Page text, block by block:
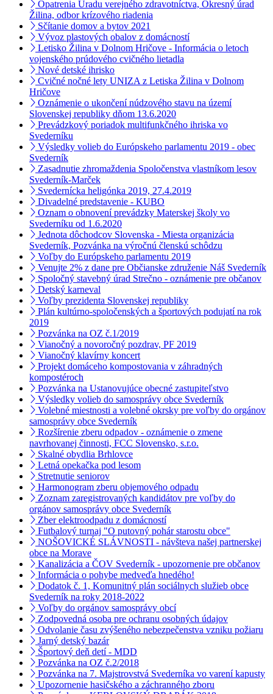
Opatrenia Úradu verejného zdravotníctva, Okresný úrad
Žilina, odbor krízového riadenia
Sčítanie domov a bytov 2021
Vývoz plastových obalov z domácností
Letisko Žilina v Dolnom Hričove - Informácia o letoch
vojenského prúdového cvičného lietadla
Nové detské ihrisko
Cvičné nočné lety UNIZA z Letiska Žilina v Dolnom
Hričove
Oznámenie o ukončení núdzového stavu na území
Slovenskej republiky dňom 13.6.2020
Prevádzkový poriadok multifunkčného ihriska vo
Svederníku
Výsledky volieb do Európskeho parlamentu 2019 - obec
Svederník
Zasadnutie zhromaždenia Spoločenstva vlastníkom lesov
Svederník-Marček
Svedernícka heligónka 2019, 27.4.2019
Divadelné predstavenie - KUBO
Oznam o obnovení prevádzky Materskej školy vo
Svederníku od 1.6.2020
Jednota dôchodcov Slovenska - Miesta organizácia
Svederník, Pozvánka na výročnú členskú schôdzu
Voľby do Európskeho parlamentu 2019
Venujte 2% z dane pre Občianske združenie Náš Svederník
Spoločný stavebný úrad Strečno - oznámenie pre občanov
Detský karneval
Voľby prezidenta Slovenskej republiky
Plán kultúrno-spoločenských a športových podujatí na rok
2019
Pozvánka na OZ č.1/2019
Vianočný a novoročný pozdrav, PF 2019
Vianočný klavírny koncert
Projekt domáceho kompostovania v záhradných
kompostéroch
Pozvánka na Ustanovujúce obecné zastupiteľstvo
Výsledky volieb do samosprávy obce Svederník
Volebné miestnosti a volebné okrsky pre voľby do orgánov
samosprávy obce Svederník
Rozšírenie zberu odpadov - oznámenie o zmene
navrhovanej činnosti, FCC Slovensko, s.r.o.
Skalné obydlia Brhlovce
Letná opekačka pod lesom
Stretnutie seniorov
Harmonogram zberu objemového odpadu
Zoznam zaregistrovaných kandidátov pre voľby do
orgánov samosprávy obce Svederník
Zber elektroodpadu z domácností
Futbalový turnaj "O putovný pohár starostu obce"
NOŠOVICKÉ SLÁVNOSTI - návšteva našej partnerskej
obce na Morave
Kanalizácia a ČOV Svederník - upozornenie pre občanov
Informácia o pohybe medveďa hnedého!
Dodatok č. 1, Komunitný plán sociálnych služieb obce
Svederník na roky 2018-2022
Voľby do orgánov samosprávy obcí
Zodpovedná osoba pre ochranu osobných údajov
Odvolanie času zvýšeného nebezpečenstva vzniku požiaru
Jarný detský bazár
Športový deň detí - MDD
Pozvánka na OZ č.2/2018
Pozvánka na 7. Majstrovstvá Svederníka vo varení kapusty
Upozornenie hasičského a záchranného zboru